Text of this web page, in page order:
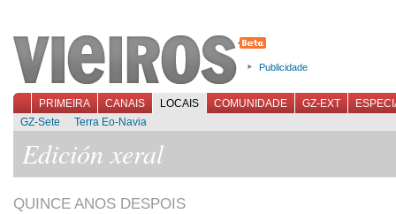
Publicidade
PRIMEIRA CANAIS LOCAIS COMUNIDADE GZ-EXT
GZ-Sete
Terra Eo-Navia
Edición xeral
QUINCE ANOS DESPOIS